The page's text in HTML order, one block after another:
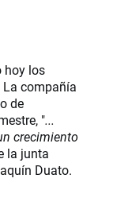
hoy los
La compañía
de
"...
crecimiento
la junta
Duato.